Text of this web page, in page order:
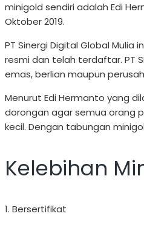
minigold sendiri adalah Edi
Oktober 2019.
PT Sinergi Digital Global Mulia
resmi dan telah terdaftar. PT
emas, berlian maupun
Menurut Edi Hermanto yang
dorongan agar semua orang
kecil. Dengan tabungan
Kelebihan
1. Bersertifikat